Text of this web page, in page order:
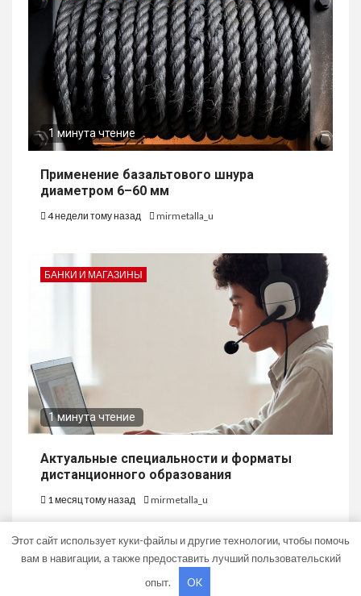
1 минута чтение
Применение базальтового шнура
диаметром 6–60 мм
4 недели тому назад mirmetalla_u
БАНКИ И МАГАЗИНЫ
1 минута чтение
Актуальные специальности и форматы
дистанционного образования
1 месяц тому назад mirmetalla_u
Copyright © Все права защищены.
Этот сайт использует куки-файлы и другие технологии, чтобы помочь
вам в навигации, а также предоставить лучший пользовательский
опыт.
OK